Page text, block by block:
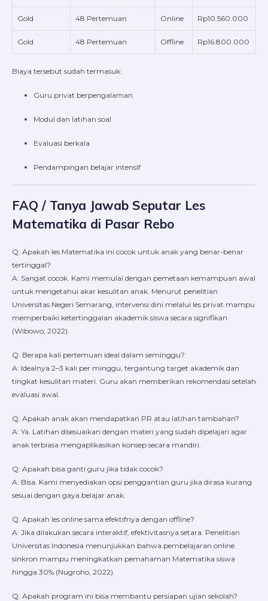
Gold 48 Pertemuan Online Rp10.560.000
Gold 48 Pertemuan Offline Rp16.800.000
Biaya tersebut sudah termasuk:
Guru privat berpengalaman
Modul dan latihan soal
Evaluasi berkala
Pendampingan belajar intensif
FAQ / Tanya Jawab Seputar Les
Matematika di Pasar Rebo
Q: Apakah les Matematika ini cocok untuk anak yang benar-benar
tertinggal?
A: Sangat cocok. Kami memulai dengan pemetaan kemampuan awal
untuk mengetahui akar kesulitan anak. Menurut penelitian
Universitas Negeri Semarang, intervensi dini melalui les privat mampu
memperbaiki ketertinggalan akademik siswa secara signifikan
(Wibowo, 2022).
Q: Berapa kali pertemuan ideal dalam seminggu?
A: Idealnya 2–3 kali per minggu, tergantung target akademik dan
tingkat kesulitan materi. Guru akan memberikan rekomendasi setelah
evaluasi awal.
Q: Apakah anak akan mendapatkan PR atau latihan tambahan?
A: Ya. Latihan disesuaikan dengan materi yang sudah dipelajari agar
anak terbiasa mengaplikasikan konsep secara mandiri.
Q: Apakah bisa ganti guru jika tidak cocok?
A: Bisa. Kami menyediakan opsi penggantian guru jika dirasa kurang
sesuai dengan gaya belajar anak.
Q: Apakah les online sama efektifnya dengan offline?
A: Jika dilakukan secara interaktif, efektivitasnya setara. Penelitian
Universitas Indonesia menunjukkan bahwa pembelajaran online
sinkron mampu meningkatkan pemahaman Matematika siswa
hingga 30% (Nugroho, 2022).
Q: Apakah program ini bisa membantu persiapan ujian sekolah?